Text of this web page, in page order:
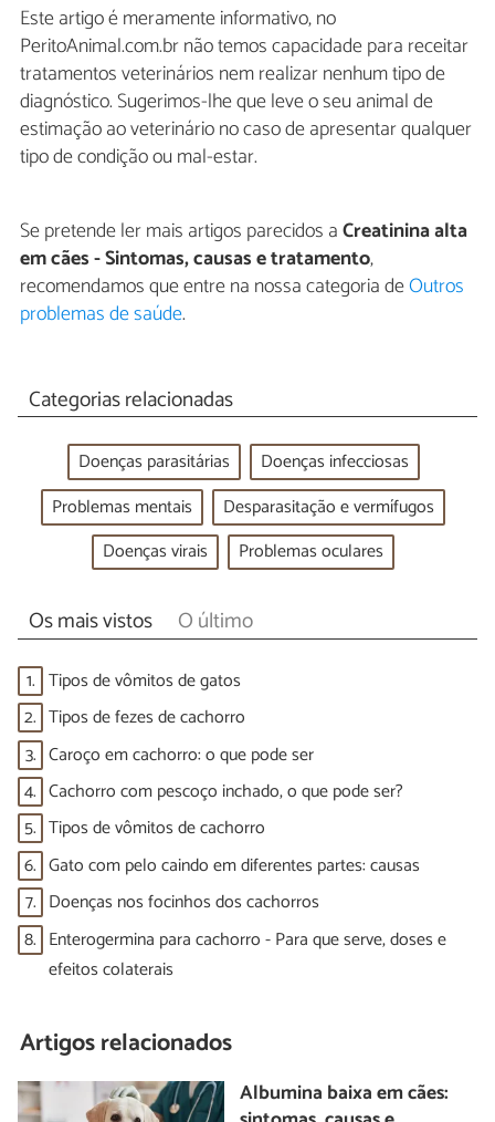
Este artigo é meramente informativo, no
PeritoAnimal.com.br não temos capacidade para receitar
tratamentos veterinários nem realizar nenhum tipo de
diagnóstico. Sugerimos-lhe que leve o seu animal de
estimação ao veterinário no caso de apresentar qualquer
tipo de condição ou mal-estar.
Se pretende ler mais artigos parecidos aCreatinina alta
em cães - Sintomas, causas e tratamento,
recomendamos que entre na nossa categoria deOutros
problemas de saúde.
Categorias relacionadas
Doenças parasitárias
Doenças infecciosas
Problemas mentais
Desparasitação e vermífugos
Doenças virais
Problemas oculares
Os mais vistos O último
1. Tipos de vômitos de gatos
2. Tipos de fezes de cachorro
3. Caroço em cachorro: o que pode ser
4. Cachorro com pescoço inchado, o que pode ser?
5. Tipos de vômitos de cachorro
6. Gato com pelo caindo em diferentes partes: causas
7. Doenças nos focinhos dos cachorros
8. Enterogermina para cachorro - Para que serve, doses e
efeitos colaterais
Artigos relacionados
Albumina baixa em cães: